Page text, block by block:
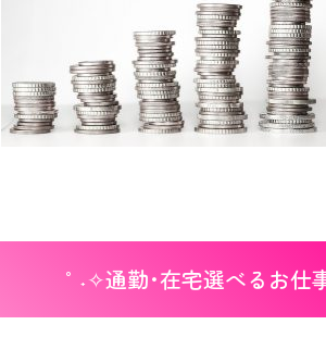
°˖✧通勤・在宅選べるお仕